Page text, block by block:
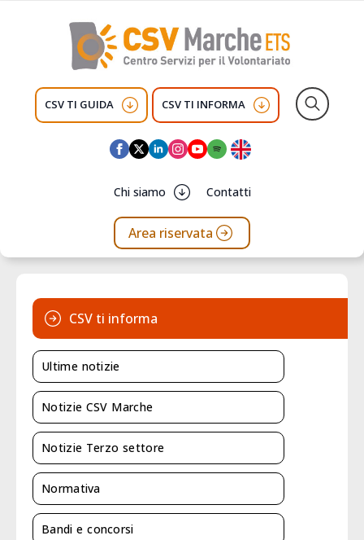
CSV TI GUIDA CSV TI INFORMA
Chi siamo Contatti
Area riservata
CSV ti informa
Ultime notizie
Notizie CSV Marche
Notizie Terzo settore
Normativa
Bandi e concorsi